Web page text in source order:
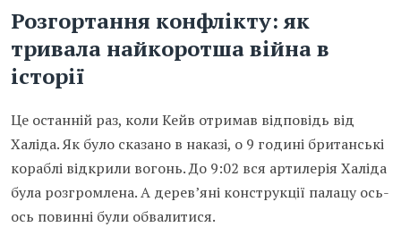
Розгортання конфлікту: як
тривала найкоротша війна в
історії
Це останній раз, коли Кейв отримав відповідь від
Халіда. Як було сказано в наказі, о 9 годині британські
кораблі відкрили вогонь. До 9:02 вся артилерія Халіда
була розгромлена. А дерев’яні конструкції палацу ось-
ось повинні були обвалитися.